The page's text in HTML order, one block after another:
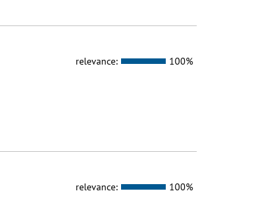
relevance: 100%
relevance: 100%